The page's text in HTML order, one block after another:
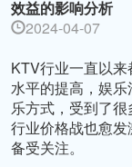
效益的影响分析
2024-04-07
KTV行业一直以
水平的提高，娱
乐方式，受到了
行业价格战也愈
备受关注。